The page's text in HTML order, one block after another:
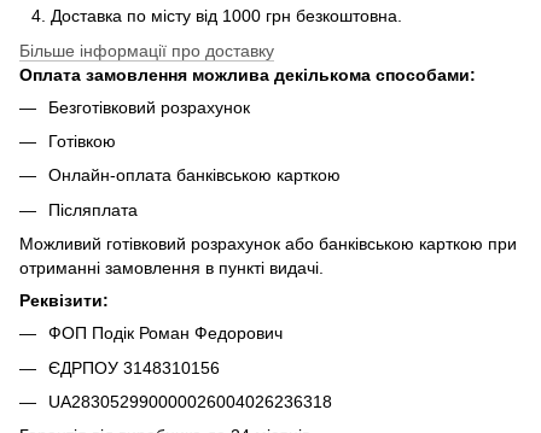
Доставка по місту від 1000 грн безкоштовна.
Більше інформації про доставку
Оплата замовлення можлива декількома способами:
Безготівковий розрахунок
Готівкою
Онлайн-оплата банківською карткою
Післяплата
Можливий готівковий розрахунок або банківською карткою при
отриманні замовлення в пункті видачі.
Реквізити:
ФОП Подік Роман Федорович
ЄДРПОУ 3148310156
UA283052990000026004026236318